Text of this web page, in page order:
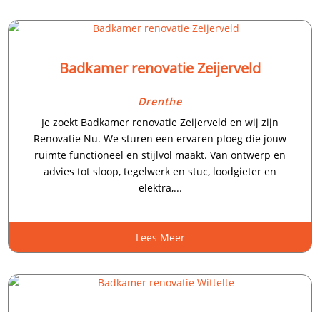
Badkamer renovatie Zeijerveld
Drenthe
Je zoekt Badkamer renovatie Zeijerveld en wij zijn
Renovatie Nu. We sturen een ervaren ploeg die jouw
ruimte functioneel en stijlvol maakt. Van ontwerp en
advies tot sloop, tegelwerk en stuc, loodgieter en
elektra,...
Lees Meer